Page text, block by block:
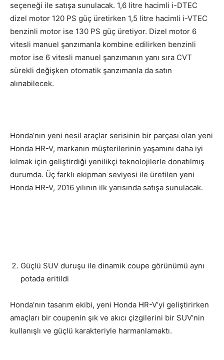
seçeneği ile satışa sunulacak. 1,6 litre hacimli i-DTEC
dizel motor 120 PS güç üretirken 1,5 litre hacimli i-VTEC
benzinli motor ise 130 PS güç üretiyor. Dizel motor 6
vitesli manuel şanzımanla kombine edilirken benzinli
motor ise 6 vitesli manuel şanzımanın yanı sıra CVT
sürekli değişken otomatik şanzımanla da satın
alınabilecek.
Honda’nın yeni nesil araçlar serisinin bir parçası olan yeni
Honda HR-V, markanın müşterilerinin yaşamını daha iyi
kılmak için geliştirdiği yenilikçi teknolojilerle donatılmış
durumda. Üç farklı ekipman seviyesi ile üretilen yeni
Honda HR-V, 2016 yılının ilk yarısında satışa sunulacak.
Güçlü SUV duruşu ile dinamik coupe görünümü aynı
potada eritildi
Honda’nın tasarım ekibi, yeni Honda HR-V’yi geliştirirken
amaçları bir coupenin şık ve akıcı çizgilerini bir SUV’nin
kullanışlı ve güçlü karakteriyle harmanlamaktı.